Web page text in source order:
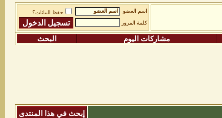
اسم العضو
حفظ البيانات؟
كلمة المرور
مشاركات اليوم البحث
إبحث في هذا المنتدى